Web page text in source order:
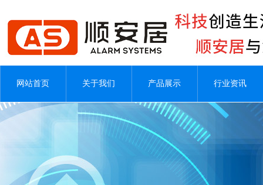
网站首页 关于我们 产品展示 行业资讯